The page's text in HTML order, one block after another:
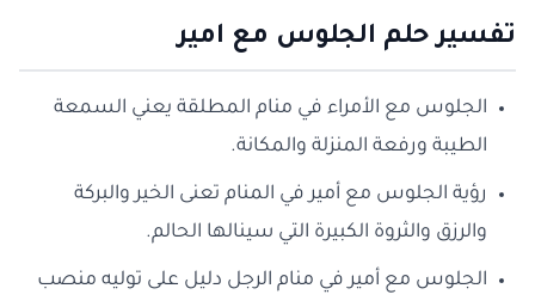
تفسير حلم الجلوس مع امير
الجلوس مع الأمراء في منام المطلقة يعني السمعة
الطيبة ورفعة المنزلة والمكانة.
رؤية الجلوس مع أمير في المنام تعنى الخير والبركة
والرزق والثروة الكبيرة التي سينالها الحالم.
الجلوس مع أمير في منام الرجل دليل على توليه منصب